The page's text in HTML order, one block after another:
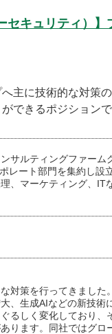
セキュリティ）
主に技術的な対策
できるポジションで
サルティングファーム
レート部門を集約し設
、マーケティング、IT
対策を行ってきました
、生成AIなどの新技術
るしく変化しており、
ります。同社ではグロ